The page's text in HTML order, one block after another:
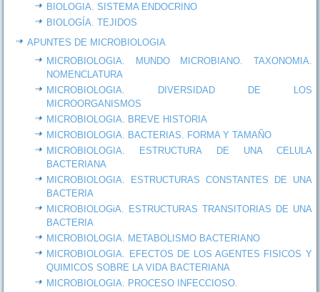
BIOLOGIA. SISTEMA ENDOCRINO
BIOLOGÍA. TEJIDOS
APUNTES DE MICROBIOLOGIA
MICROBIOLOGIA. MUNDO MICROBIANO. TAXONOMIA.
NOMENCLATURA
MICROBIOLOGIA. DIVERSIDAD DE LOS
MICROORGANISMOS
MICROBIOLOGIA. BREVE HISTORIA
MICROBIOLOGIA. BACTERIAS. FORMA Y TAMAÑO
MICROBIOLOGIA. ESTRUCTURA DE UNA CELULA
BACTERIANA
MICROBIOLOGIA. ESTRUCTURAS CONSTANTES DE UNA
BACTERIA
MICROBIOLOGiA. ESTRUCTURAS TRANSITORIAS DE UNA
BACTERIA
MICROBIOLOGIA. METABOLISMO BACTERIANO
MICROBIOLOGIA. EFECTOS DE LOS AGENTES FISICOS Y
QUIMICOS SOBRE LA VIDA BACTERIANA
MICROBIOLOGIA. PROCESO INFECCIOSO.